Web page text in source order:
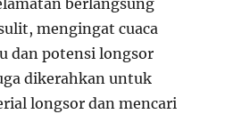
berlangsung
mengingat cuaca
dan potensi longsor
dikerahkan untuk
longsor dan mencari